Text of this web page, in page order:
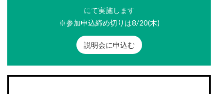
にて実施します
※参加申込締め切りは8/20(木)
説明会に申込む